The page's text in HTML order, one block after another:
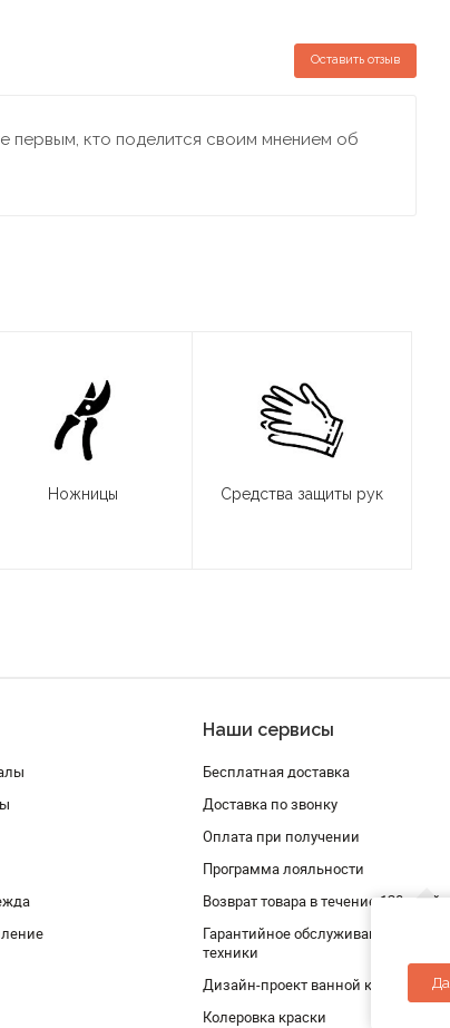
Оставить отзыв
первым, кто поделится своим мнением об
Ножницы Средства защиты рук
Наши сервисы
Бесплатная доставка
Доставка по звонку
Оплата при получении
Программа лояльности
Возврат товара в течение 120 дней
Гарантийное обслуживание и
техники
Дизайн-проект ванной комнаты
Колеровка краски